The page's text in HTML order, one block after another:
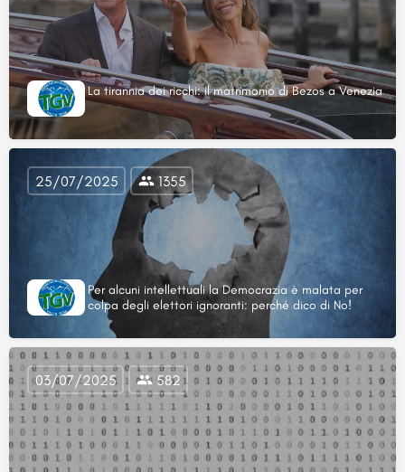
La tirannia dei ricchi: il matrimonio di Bezos a Venezia
Per alcuni intellettuali la Democrazia è malata per
colpa degli elettori ignoranti: perché dico di No!
25/07/2025 1355
03/07/2025 582